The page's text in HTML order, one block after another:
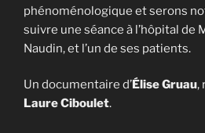
phénoménologique et serons
suivre une séance à l’hôpital de
Naudin, et l’un de ses patients.
Un documentaire d’Élise Gruau,
Laure Ciboulet.